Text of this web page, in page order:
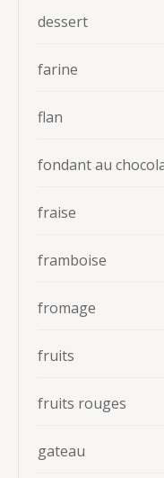
dessert
farine
flan
fondant au
fraise
framboise
fromage
fruits
fruits rouges
gateau